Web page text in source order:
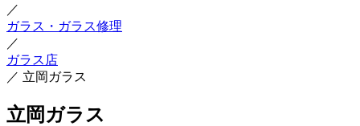
／
ガラス・ガラス修理
／
ガラス店
／ 立岡ガラス
立岡ガラス